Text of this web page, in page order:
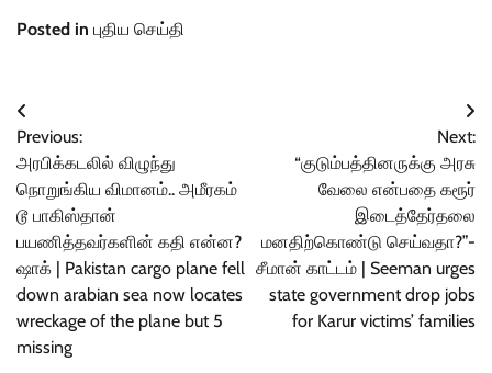
Posted in புதிய செய்தி
Post
navigation
Previous:
அரபிக்கடலில் விழுந்து
நொறுங்கிய விமானம்.. அமீரகம்
டூ பாகிஸ்தான்
பயணித்தவர்களின் கதி என்ன?
ஷாக் | Pakistan cargo plane fell
down arabian sea now locates
wreckage of the plane but 5
missing
Next:
“குடும்பத்தினருக்கு அரசு
வேலை என்பதை கரூர்
இடைத்தேர்தலை
மனதிற்கொண்டு செய்வதா?”-
சீமான் காட்டம் | Seeman urges
state government drop jobs
for Karur victims’ families